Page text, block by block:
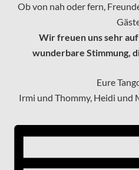
Ob von nah oder fern,
Wir freuen uns sehr
wunderbare Stimmung,
Eure
Irmi und Thommy, Heidi und